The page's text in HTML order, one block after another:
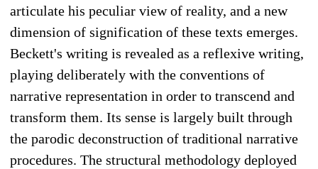
articulate his peculiar view of reality, and a new
dimension of signification of these texts emerges.
Beckett's writing is revealed as a reflexive writing,
playing deliberately with the conventions of
narrative representation in order to transcend and
transform them. Its sense is largely built through
the parodic deconstruction of traditional narrative
procedures. The structural methodology deployed